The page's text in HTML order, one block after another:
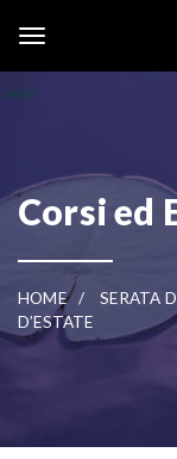
Corsi ed
HOME
SERATA
D’ESTATE